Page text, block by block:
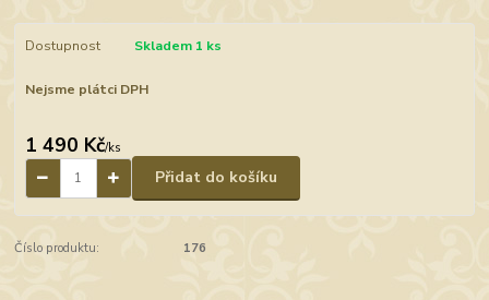
Dostupnost Skladem 1 ks
Nejsme plátci DPH
1 490 Kč/ks
Přidat do košíku
Číslo produktu: 176